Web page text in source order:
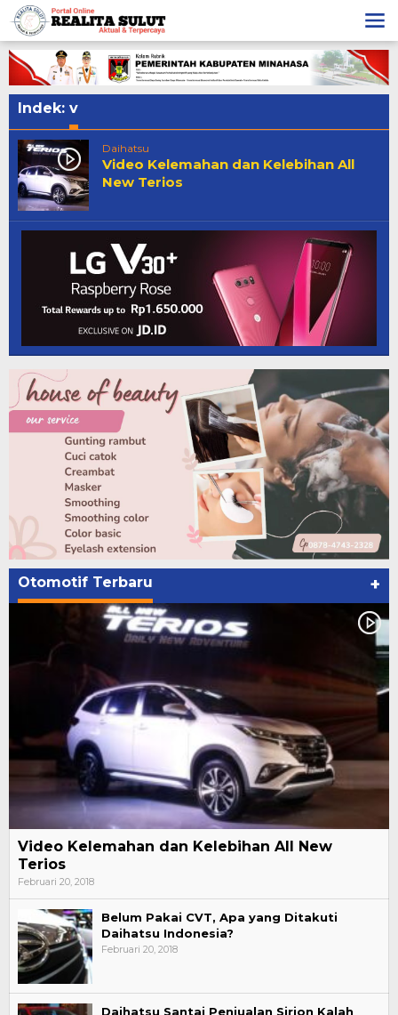
Lewati
ke
konten
Indek: v
Daihatsu
Video Kelemahan dan Kelebihan All
New Terios
Otomotif Terbaru +
Video Kelemahan dan Kelebihan All New
Terios
Februari 20, 2018
Belum Pakai CVT, Apa yang Ditakuti
Daihatsu Indonesia?
Februari 20, 2018
Daihatsu Santai Penjualan Sirion Kalah